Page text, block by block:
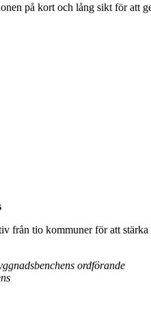
på kort och lång sikt för att
från tio kommuner för att
ordförande